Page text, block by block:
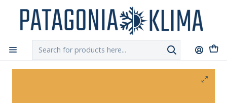
Chilexpress
Home Aire Acondicionado
Aire Acondicionado Inverter Clark 09.000 Btu / 18 Mt2 con